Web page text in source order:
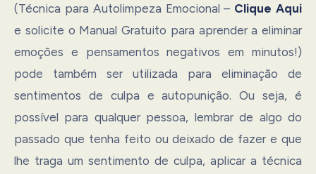
(Técnica para Autolimpeza Emocional – Clique Aqui
e solicite o Manual Gratuito para aprender a eliminar
emoções e pensamentos negativos em minutos!)
pode também ser utilizada para eliminação de
sentimentos de culpa e autopunição. Ou seja, é
possível para qualquer pessoa, lembrar de algo do
passado que tenha feito ou deixado de fazer e que
lhe traga um sentimento de culpa, aplicar a técnica